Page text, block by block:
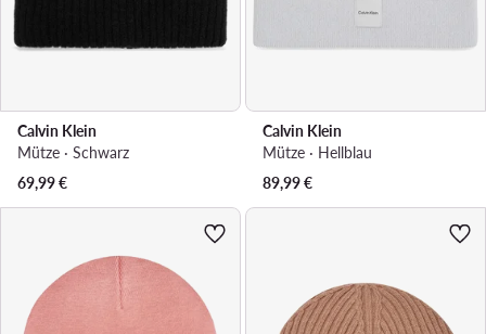
Calvin Klein
Mütze · Schwarz
69,99€
Calvin Klein
Mütze · Hellblau
89,99€